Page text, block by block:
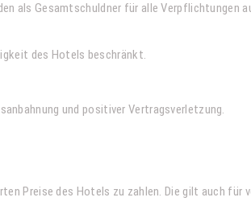
als Gesamtschuldner für alle Verpflichtungen
des Hotels beschränkt.
und positiver Vertragsverletzung.
Preise des Hotels zu zahlen. Die gilt auch für